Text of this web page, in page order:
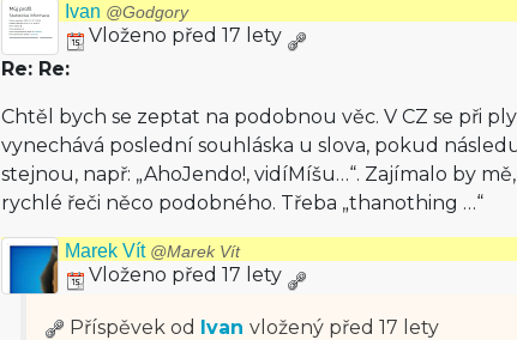
Ivan @Godgory
Vloženo před 17 lety
Re: Re:
Chtěl bych se zeptat na podobnou věc. V CZ se při
vynechává poslední souhláska u slova, pokud
stejnou, např: „AhoJendo!, vidíMíšu…“. Zajímalo by
rychlé řeči něco podobného. Třeba „thanothing …“
Marek Vít @Marek Vít
Vloženo před 17 lety
Příspěvek od Ivan vložený před 17 lety